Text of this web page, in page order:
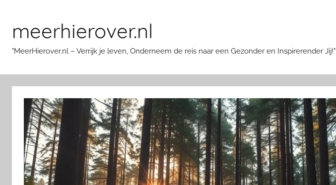
contentmeerhierover.nl
"MeerHierover.nl – Verrijk je leven, Onderneem de reis naar een Gezonder en Inspirerender Jij!"